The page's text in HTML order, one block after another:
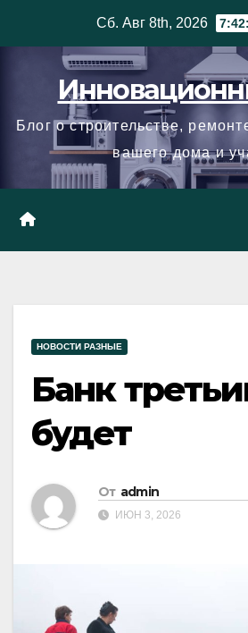
Сб. Авг 8th, 2026
Блог о строительстве,
вашего дома и
НОВОСТИ РАЗНЫЕ
Банк
будет
От admin
ИЮН 3, 2026